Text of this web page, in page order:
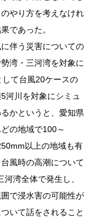
やり方を考えなけれ
であった。
伴う災害についての
湾・三河湾を対象に
て台風20ケースの
河川を対象にシミュ
かというと、愛知県
の地域で100～
以上の地域も有
風時の高潮について
湾全体で発生し、
で浸水害の可能性が
いて話をされること